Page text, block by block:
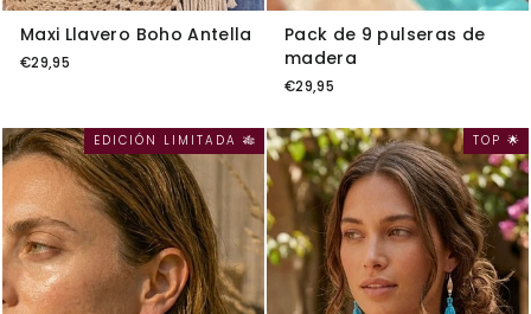
Maxi Llavero Boho Antella
€29,95
Pack de 9 pulseras de
madera
€29,95
EDICIÓN LIMITADA 🎋 TOP 🌟